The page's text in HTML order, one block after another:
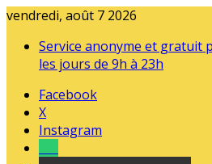
vendredi, août 7 2026
Service anonyme et gratuit
les jours de 9h à 23h
Facebook
X
Instagram